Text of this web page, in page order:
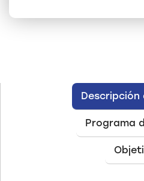
e
Descripción
Programa